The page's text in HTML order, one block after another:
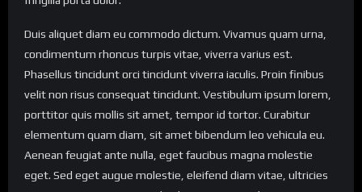
Duis aliquet diam eu commodo dictum. Vivamus quam urna,
condimentum rhoncus turpis vitae, viverra varius est.
Phasellus tincidunt orci tincidunt viverra iaculis. Proin finibus
velit non risus consequat tincidunt. Vestibulum ipsum lorem,
porttitor quis mollis sit amet, tempor id tortor. Curabitur
elementum quam diam, sit amet bibendum leo vehicula eu.
Aenean feugiat ante nulla, eget faucibus magna molestie
eget. Sed eget augue molestie, eleifend diam vitae, ultricies